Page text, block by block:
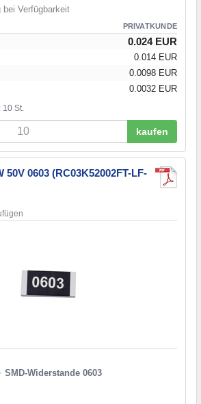
bei Verfügbarkeit
PRIVATKUNDE
0.024 EUR
0.014 EUR
0.0098 EUR
0.0032 EUR
10 St.
kaufen
50V 0603 (RC03K52002FT-LF-
SMD-Widerstande 0603